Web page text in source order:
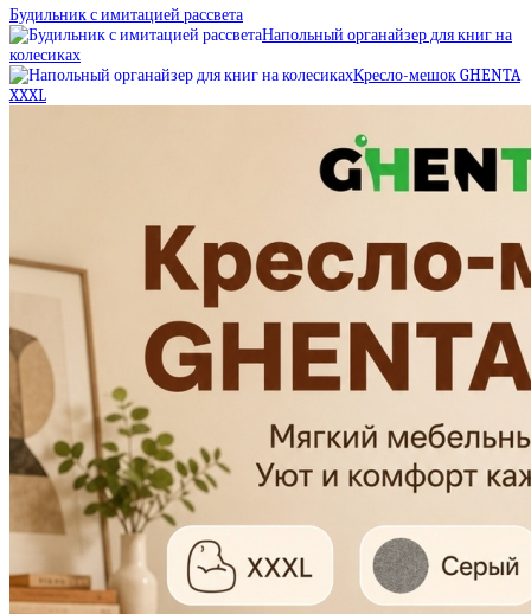
Будильник с имитацией рассвета
Напольный органайзер для книг на
колесиках
Кресло-мешок GHENTA
XXXL